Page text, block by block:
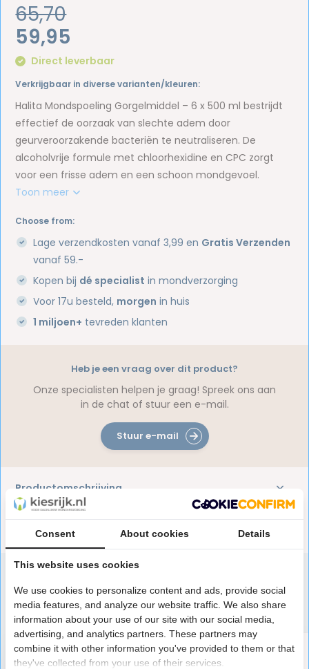
65,70
59,95
Direct leverbaar
Verkrijgbaar in diverse varianten/kleuren:
Halita Mondspoeling Gorgelmiddel – 6 x 500 ml bestrijdt
effectief de oorzaak van slechte adem door
geurveroorzakende bacteriën te neutraliseren. De
alcoholvrije formule met chloorhexidine en CPC zorgt
voor een frisse adem en een schoon mondgevoel.
Toon meer
Choose from:
Lage verzendkosten vanaf 3,99 en Gratis Verzenden
vanaf 59.-
Kopen bij dé specialist in mondverzorging
Voor 17u besteld, morgen in huis
1 miljoen+ tevreden klanten
Productomschrijving
Reviews
Heb je een vraag over dit product?
Onze specialisten helpen je graag! Spreek ons aan
in de chat of stuur een e-mail.
Stuur e-mail
Speciaal aanbevolen voor jou
Consent About cookies Details
This website uses cookies
We use cookies to personalize content and ads, provide social
media features, and analyze our website traffic. We also share
information about your use of our site with our social media,
advertising, and analytics partners. These partners may
combine it with other information you've provided to them or that
they've collected from your use of their services.